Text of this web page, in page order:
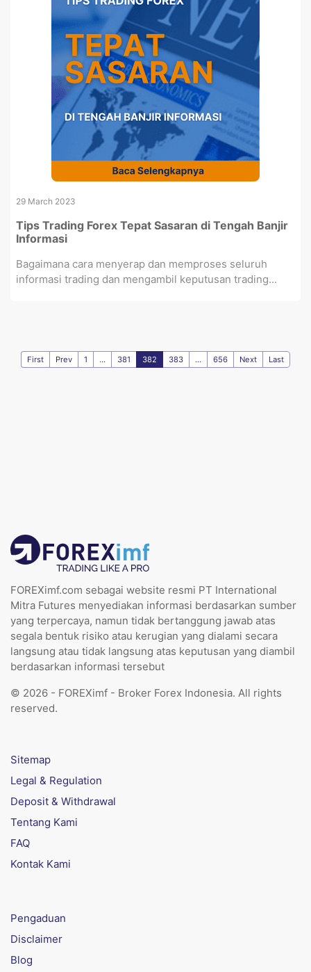
29 March 2023
Tips Trading Forex Tepat Sasaran di Tengah Banjir
Informasi
Bagaimana cara menyerap dan memproses seluruh
informasi trading dan mengambil keputusan trading...
First Prev 1 ... 381 382 383 ... 656 Next Last
FOREXimf.com sebagai website resmi PT International
Mitra Futures menyediakan informasi berdasarkan sumber
yang terpercaya, namun tidak bertanggung jawab atas
segala bentuk risiko atau kerugian yang dialami secara
langsung atau tidak langsung atas keputusan yang diambil
berdasarkan informasi tersebut
© 2026 - FOREXimf - Broker Forex Indonesia. All rights
reserved.
Sitemap
Legal & Regulation
Deposit & Withdrawal
Tentang Kami
FAQ
Kontak Kami
Pengaduan
Disclaimer
Blog